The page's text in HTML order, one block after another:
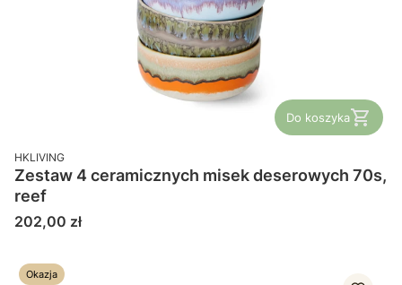
Do koszyka
PRODUCENT
HKLIVING
Zestaw 4 ceramicznych misek deserowych 70s,
reef
Cena
202,00 zł
Okazja